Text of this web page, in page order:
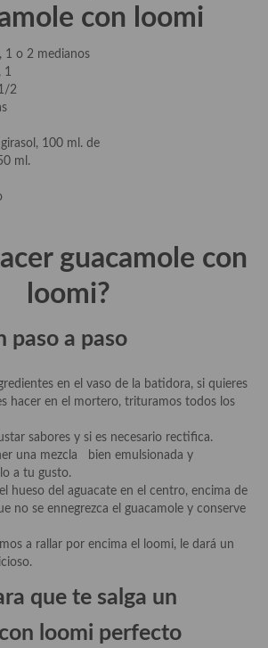
con loomi
1 o 2 medianos
1
2
100 ml. de
ml.
guacamole con
loomi?
paso a paso
en el vaso de la batidora, si quieres
hacer en el mortero, trituramos todos los
sabores y si es necesario rectifica.
una mezcla bien emulsionada y
a tu gusto.
hueso del aguacate en el centro, encima de
no se ennegrezca el guacamole y conserve
a rallar por encima el loomi, le dará un
que te salga un
loomi perfecto